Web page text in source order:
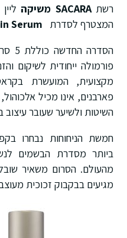
רשתSACARA משיקה
המצטרף לסדרת Serum
פורמולה ייחודית לשיקום
מקצועית, המועשרת
פארבנים, אינו מכיל
השיטות ולשיער שעובר עיצוב
חמשת הניחוחות נבחרו
ביותר מסדרת הבשמים
מהעולם. הסרום משאיר
מגיעים בבקבוק זכוכית